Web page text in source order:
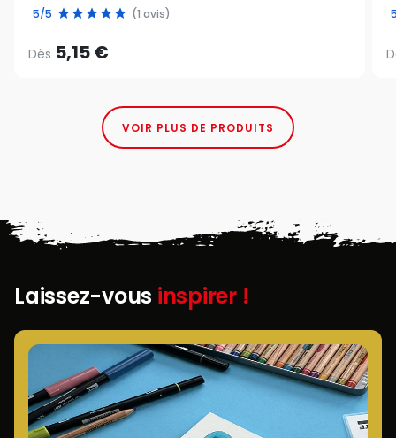
5/5 (1 avis)
Dès 5,15 €
VOIR PLUS DE PRODUITS
Laissez-vous inspirer !